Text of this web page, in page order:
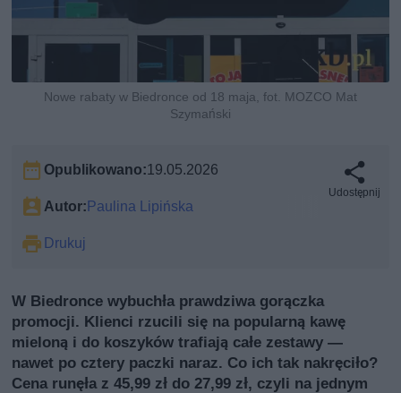
Nowe rabaty w Biedronce od 18 maja, fot. MOZCO Mat
Szymański
Opublikowano:19.05.2026
Autor:Paulina Lipińska
Drukuj
Udostępnij
W Biedronce wybuchła prawdziwa gorączka
promocji. Klienci rzucili się na popularną kawę
mieloną i do koszyków trafiają całe zestawy —
nawet po cztery paczki naraz. Co ich tak nakręciło?
Cena runęła z 45,99 zł do 27,99 zł, czyli na jednym